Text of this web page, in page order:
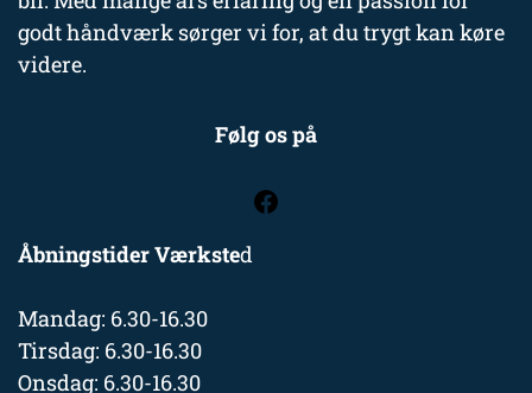
godt håndværk sørger vi for, at du trygt kan køre
videre.
Følg os på
Åbningstider Værksted
Mandag: 6.30-16.30
Tirsdag: 6.30-16.30
Onsdag: 6.30-16.30